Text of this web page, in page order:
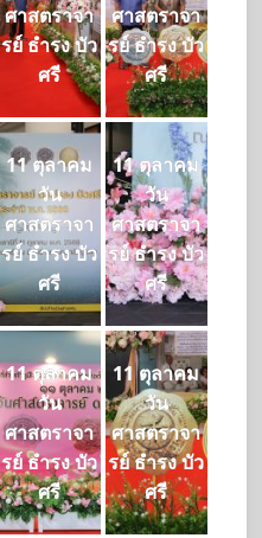
ศาสตราจา
รย์ ธำรง บัว
ศรี
ศาสตราจา
รย์ ธำรง บัว
ศรี
11 ตุลาคม
วัน
ศาสตราจา
รย์ ธำรง บัว
ศรี
11 ตุลาคม
วัน
ศาสตราจา
รย์ ธำรง บัว
ศรี
11 ตุลาคม
วัน
ศาสตราจา
รย์ ธำรง บัว
ศรี
11 ตุลาคม
วัน
ศาสตราจา
รย์ ธำรง บัว
ศรี